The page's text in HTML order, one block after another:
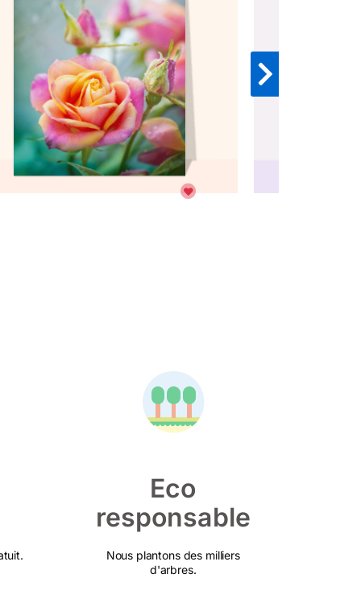
Eco
responsable
Nous plantons des milliers
d'arbres.